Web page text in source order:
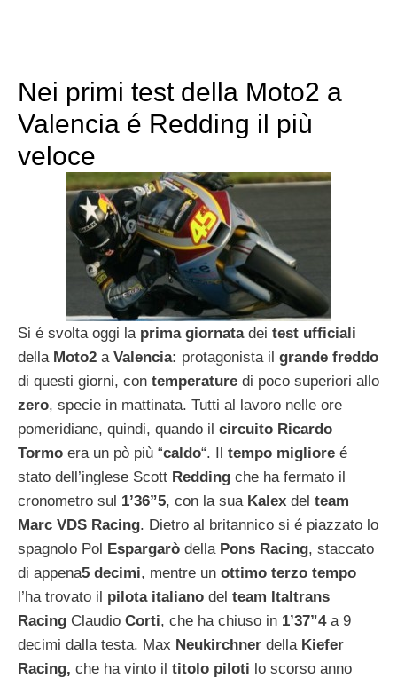
Nei primi test della Moto2 a
Valencia é Redding il più
veloce
Si é svolta oggi la prima giornatadei test ufficiali
della Moto2 a Valencia: protagonista il grande freddo
di questi giorni, con temperature di poco superiori allo
zero, specie in mattinata. Tutti al lavoro nelle ore
pomeridiane, quindi, quando il circuito Ricardo
Tormo era un pò più “caldo“. Il tempo migliore é
stato dell’inglese Scott Redding che ha fermato il
cronometro sul 1’36”5, con la sua Kalex del team
Marc VDS Racing. Dietro al britannico si é piazzato lo
spagnolo Pol Espargarò della Pons Racing, staccato
di appena5 decimi, mentre un ottimo terzo tempo
l’ha trovato il pilota italiano del team Italtrans
Racing Claudio Corti, che ha chiuso in 1’37”4a 9
decimi dalla testa. Max Neukirchner della Kiefer
Racing, che ha vinto il titolo piloti lo scorso anno